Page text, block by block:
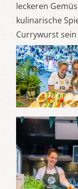
leckeren
kulinarische
Currywurst sein